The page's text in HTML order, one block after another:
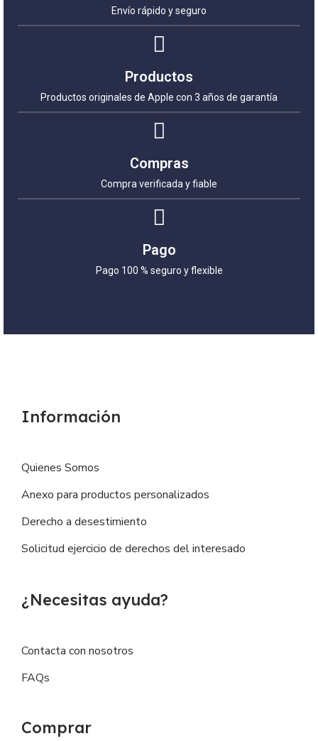
Envío rápido y seguro
Productos
Productos originales de Apple con 3 años de garantía
Compras
Compra verificada y fiable
Pago
Pago 100 % seguro y flexible
Información
Quienes Somos
Anexo para productos personalizados
Derecho a desestimiento
Solicitud ejercicio de derechos del interesado
¿Necesitas ayuda?
Contacta con nosotros
FAQs
Comprar